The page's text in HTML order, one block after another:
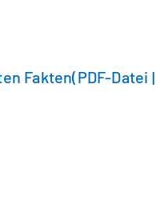
Fakten PDF-Datei